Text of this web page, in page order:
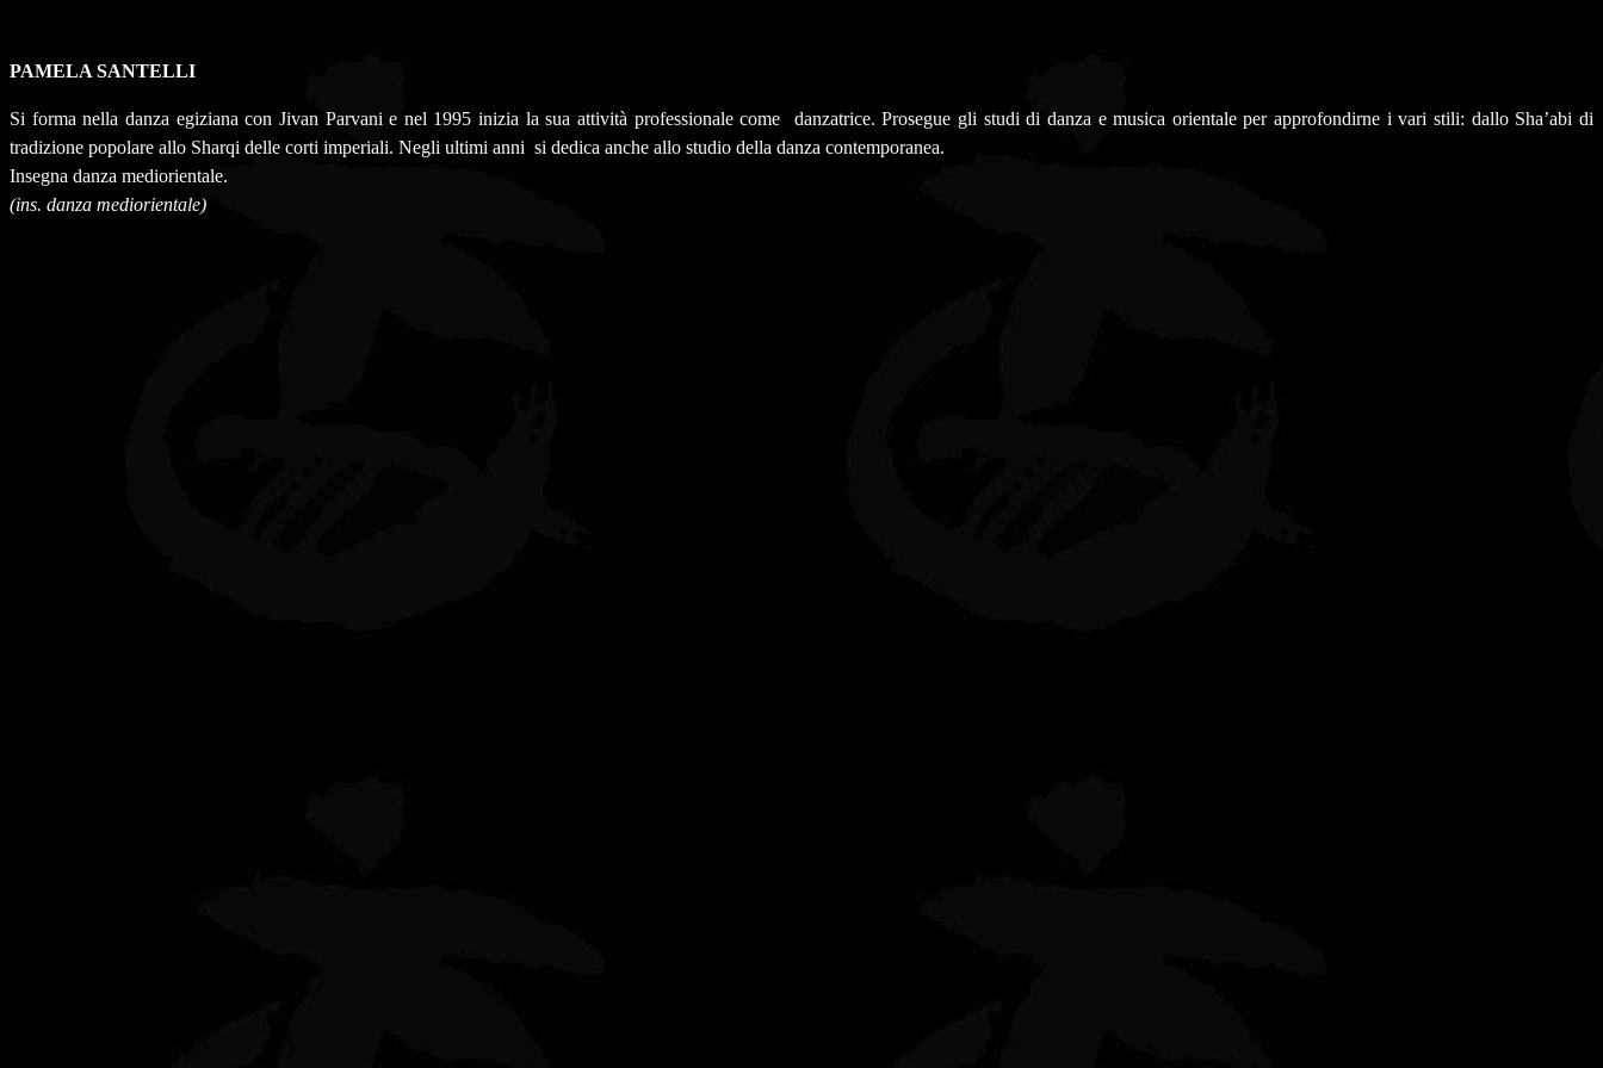
PAMELA SANTELLI
Si forma nella danza egiziana con Jivan Parvani e nel 1995 inizia la sua attività professionale come danzatrice. Prosegue gli studi di danza e musica orientale per approfondirne i vari stili: dallo Sha’abi di
tradizione popolare allo Sharqi delle corti imperiali. Negli ultimi anni si dedica anche allo studio della danza contemporanea.
Insegna danza mediorientale.
(ins. danza mediorientale)